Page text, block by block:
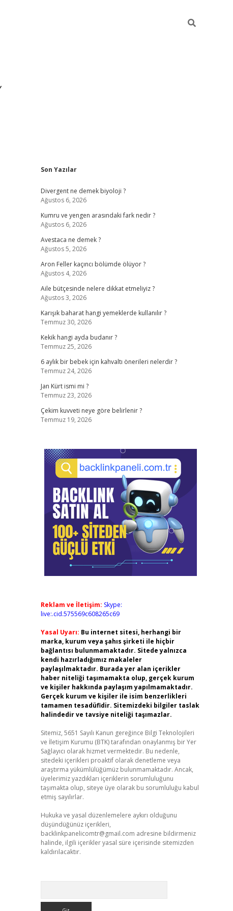
Sidebar
Son Yazılar
Divergent ne demek biyoloji ?
Ağustos 6, 2026
Kumru ve yengen arasındaki fark nedir ?
Ağustos 6, 2026
Avestaca ne demek ?
Ağustos 5, 2026
Aron Feller kaçıncı bölümde ölüyor ?
Ağustos 4, 2026
Aile bütçesinde nelere dikkat etmeliyiz ?
Ağustos 3, 2026
Karışık baharat hangi yemeklerde kullanılır ?
Temmuz 30, 2026
Kekik hangi ayda budanır ?
Temmuz 25, 2026
6 aylık bir bebek için kahvaltı önerileri nelerdir ?
Temmuz 24, 2026
Jan Kürt ismi mi ?
Temmuz 23, 2026
Çekim kuvveti neye göre belirlenir ?
Temmuz 19, 2026
Reklam ve İletişim: Skype:
live:.cid.575569c608265c69
Yasal Uyarı: Bu internet sitesi, herhangi bir
marka, kurum veya şahıs şirketi ile hiçbir
bağlantısı bulunmamaktadır. Sitede yalnızca
kendi hazırladığımız makaleler
paylaşılmaktadır. Burada yer alan içerikler
haber niteliği taşımamakta olup, gerçek kurum
ve kişiler hakkında paylaşım yapılmamaktadır.
Gerçek kurum ve kişiler ile isim benzerlikleri
tamamen tesadüfidir. Sitemizdeki bilgiler taslak
halindedir ve tavsiye niteliği taşımazlar.
Sitemiz, 5651 Sayılı Kanun gereğince Bilgi Teknolojileri
ve İletişim Kurumu (BTK) tarafından onaylanmış bir Yer
Sağlayıcı olarak hizmet vermektedir. Bu nedenle,
sitedeki içerikleri proaktif olarak denetleme veya
araştırma yükümlülüğümüz bulunmamaktadır. Ancak,
üyelerimiz yazdıkları içeriklerin sorumluluğunu
taşımakta olup, siteye üye olarak bu sorumluluğu kabul
etmiş sayılırlar.
Hukuka ve yasal düzenlemelere aykırı olduğunu
düşündüğünüz içerikleri,
backlinkpanelicomtr@gmail.com adresine bildirmeniz
halinde, ilgili içerikler yasal süre içerisinde sitemizden
kaldırılacaktır.
vdcasino güncel giriş